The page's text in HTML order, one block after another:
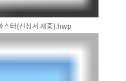
스터(신청서 재중).hwp